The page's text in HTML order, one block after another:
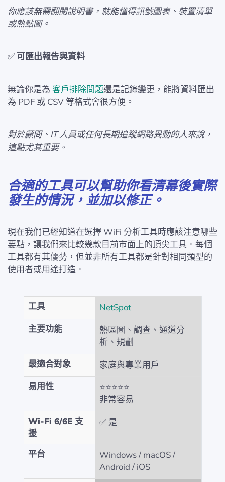
你應該無需翻閱說明書，就能懂得訊號圖表、裝置清單
或熱點圖。
✅ 可匯出報告與資料
無論你是為 客戶排除問題還是記錄變更，能將資料匯出
為 PDF 或 CSV 等格式會很方便。
對於顧問、IT 人員或任何長期追蹤網路異動的人來說，
這點尤其重要。
合適的工具可以幫助你看清幕後實際
發生的情況，並加以修正。
現在我們已經知道在選擇 WiFi 分析工具時應該注意哪些
要點，讓我們來比較幾款目前市面上的頂尖工具。每個
工具都有其優勢，但並非所有工具都是針對相同類型的
使用者或用途打造。
工具
NetSpot
主要功能
熱區圖、調查、通道分
析、規劃
最適合對象
家庭與專業用戶
易用性
⭐⭐⭐⭐⭐
非常容易
Wi-Fi 6/6E 支
援
✅ 是
平台
Windows / macOS /
Android / iOS